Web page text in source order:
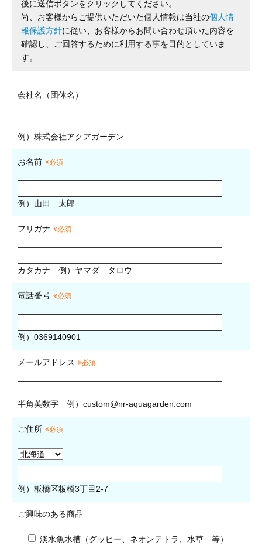
後に送信ボタンをクリックしてください。
尚、お客様からご提供いただいた個人情報は当社の個人情
報保護方針に従い、お客様からお問い合わせ頂いた内容を
確認し、ご回答するために利用する事を目的としていま
す。
会社名（団体名）
例）株式会社アクアガーデン
お名前 ※必須
例）山田 太郎
フリガナ ※必須
カタカナ 例）ヤマダ タロウ
電話番号 ※必須
例）0369140901
メールアドレス ※必須
半角英数字 例） custom@nr-aquagarden.com
ご住所 ※必須
例）板橋区板橋3丁目2-7
ご興味のある商品
淡水魚水槽（グッピー、ネオンテトラ、水草 等）